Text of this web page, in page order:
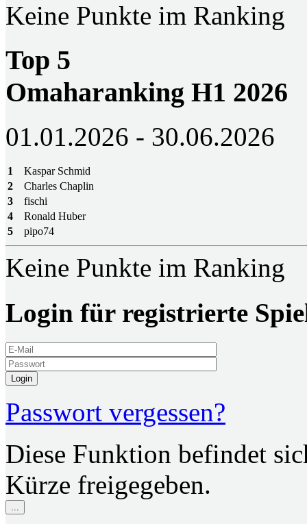
Keine Punkte im Ranking
Top 5
Omaharanking H1 2026
01.01.2026 - 30.06.2026
1
Kaspar Schmid
2
Charles Chaplin
3
fischi
4
Ronald Huber
5
pipo74
Keine Punkte im Ranking
Login für registrierte
Login
Passwort vergessen?
Diese Funktion befindet
Kürze freigegeben.
...